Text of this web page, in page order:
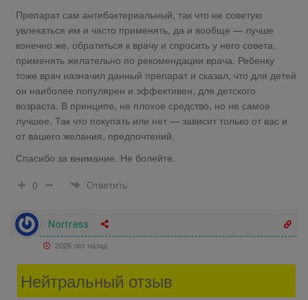
Препарат сам антибактериальный, так что не советую
увлекаться им и часто применять, да и вообще — лучше
конечно же, обратиться к врачу и спросить у него совета,
применять желательно по рекомендации врача. Ребенку
тоже врач назначил данный препарат и сказал, что для детей
он наиболее популярен и эффективен, для детского
возраста. В принципе, не плохое средство, но не самое
лучшее. Так что покупать или нет — зависит только от вас и
от вашего желания, предпочтений.
Спасибо за внимание. Не болейте.
0
Ответить
Nortress
2026 лет назад
Нейтральный отзыв